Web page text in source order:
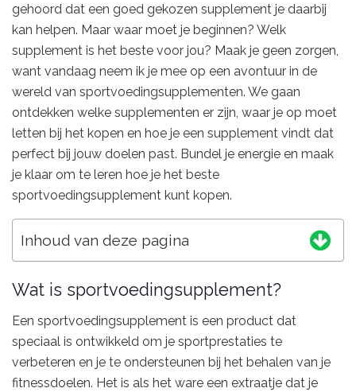
gehoord dat een goed gekozen supplement je daarbij
kan helpen. Maar waar moet je beginnen? Welk
supplement is het beste voor jou? Maak je geen zorgen,
want vandaag neem ik je mee op een avontuur in de
wereld van sportvoedingsupplementen. We gaan
ontdekken welke supplementen er zijn, waar je op moet
letten bij het kopen en hoe je een supplement vindt dat
perfect bij jouw doelen past. Bundel je energie en maak
je klaar om te leren hoe je het beste
sportvoedingsupplement kunt kopen.
Inhoud van deze pagina
Wat is sportvoedingsupplement?
Een sportvoedingsupplement is een product dat
speciaal is ontwikkeld om je sportprestaties te
verbeteren en je te ondersteunen bij het behalen van je
fitnessdoelen. Het is als het ware een extraatje dat je